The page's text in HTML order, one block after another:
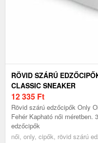
RÖVID SZÁRÚ
CLASSIC SNEAKER
12 335 Ft
Rövid szárú edzőcipők Only
Fehér Kapható női méretben.
edzőcipők
női, only, cipők, rövid szárú